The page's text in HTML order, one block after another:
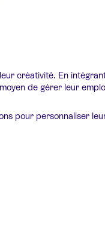
créativité. En
de gérer leur
pour personnaliser